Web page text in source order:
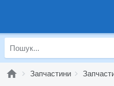
Запчастини